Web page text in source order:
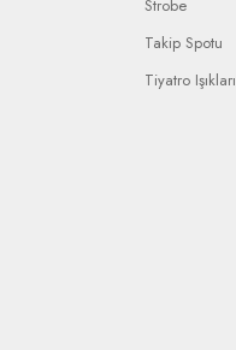
Strobe
Takip Spotu
Tiyatro Işıkları